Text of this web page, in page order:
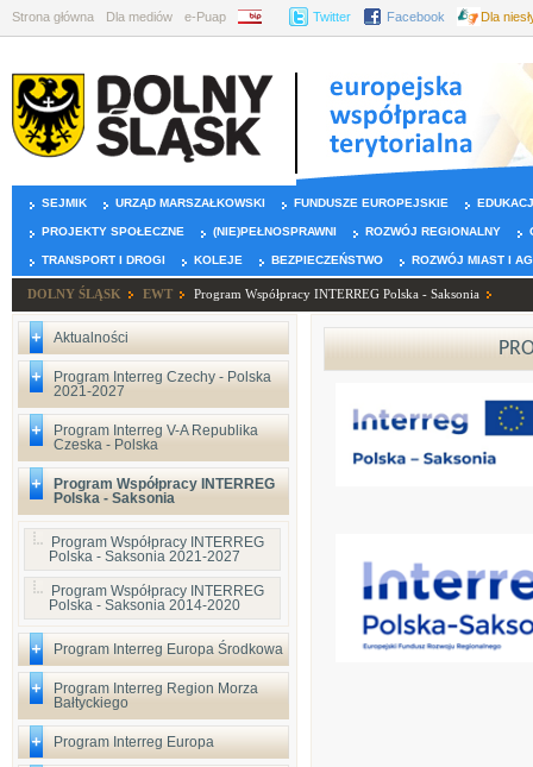
Strona główna Dla mediów e-Puap BIP Twitter Facebook Dla
SEJMIK URZĄD MARSZAŁKOWSKI FUNDUSZE EUROPEJSKIE
PROJEKTY SPOŁECZNE (NIE)PEŁNOSPRAWNI ROZWÓJ REGIONALNY
TRANSPORT I DROGI KOLEJE BEZPIECZEŃSTWO ROZWÓJ MIAST I
DOLNY ŚLĄSK EWT Program Współpracy INTERREG Polska - Saksonia
Aktualności
Program Interreg Czechy - Polska
2021-2027
Program Interreg V-A Republika
Czeska - Polska
Program Współpracy INTERREG
Polska - Saksonia
Program Współpracy INTERREG
Polska - Saksonia 2021-2027
Program Współpracy INTERREG
Polska - Saksonia 2014-2020
Program Interreg Europa Środkowa
Program Interreg Region Morza
Bałtyckiego
Program Interreg Europa